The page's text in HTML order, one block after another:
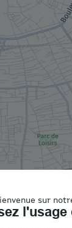
sur
l'usage